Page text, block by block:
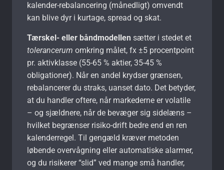
kalender-rebalancering (månedligt) omvendt
kan blive dyr i kurtage, spread og skat.
Tærskel- eller båndmodellen sætter i stedet et
tolerancerum omkring målet, fx ±5 procentpoint
pr. aktivklasse (55-65 % aktier, 35-45 %
obligationer). Når en andel krydser grænsen,
rebalancerer du straks, uanset dato. Det betyder,
at du handler oftere, når markederne er volatile
– og sjældnere, når de bevæger sig sidelæns –
hvilket begrænser risiko-drift bedre end en ren
kalenderregel. Til gengæld kræver metoden
løbende overvågning eller automatiske alarmer,
og du risikerer “slid” ved mange små handler,